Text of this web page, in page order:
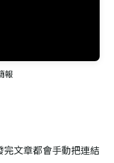
報
文章都會手動把連結